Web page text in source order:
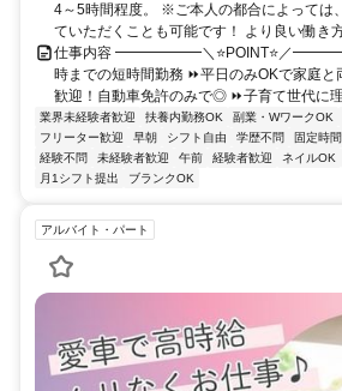
4～5時間程度。 ※ご本人の都合によっては
ていただくことも可能です！ より良い働き
仕事内容 ━━━━━━＼⭐POINT⭐／
時までの短時間勤務 ⏩平日のみOKで家庭
歓迎！自動車免許のみで◎ ⏩子育て世代に
業界未経験者歓迎 扶養内勤務OK 副業・WワークOK
フリーター歓迎
早朝 シフト自由 学歴不問 固定時
経験不問
未経験者歓迎 午前 経験者歓迎 ネイルOK
月1シフト提出
ブランクOK
アルバイト・パート